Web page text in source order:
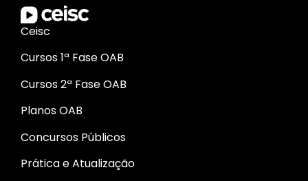
Ceisc
Cursos 1ª Fase OAB
Cursos 2ª Fase OAB
Planos OAB
Concursos Públicos
Prática e Atualização